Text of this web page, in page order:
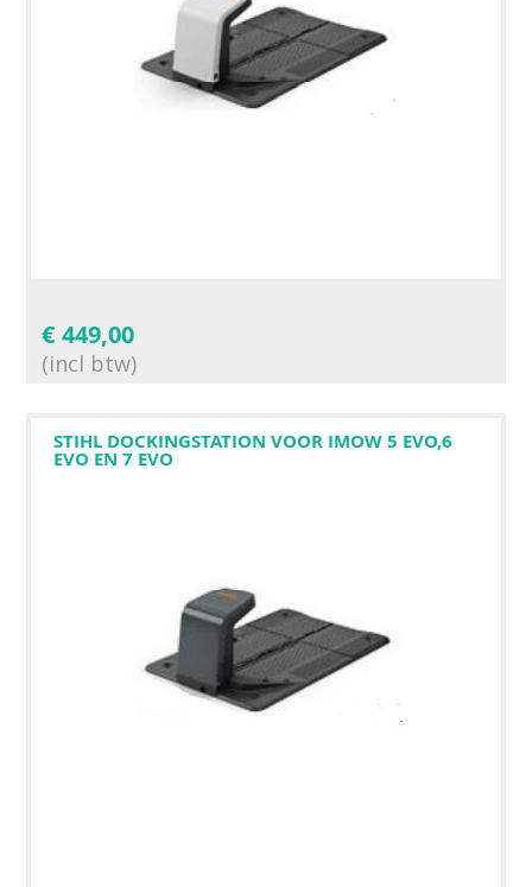
€ 449,00
(incl btw)
STIHL DOCKINGSTATION VOOR IMOW 5 EVO,6
EVO EN 7 EVO